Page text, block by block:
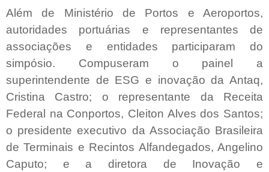
Além de Ministério de Portos e Aeroportos,
autoridades portuárias e representantes de
associações e entidades participaram do
simpósio. Compuseram o painel a
superintendente de ESG e inovação da Antaq,
Cristina Castro; o representante da Receita
Federal na Conportos, Cleiton Alves dos Santos;
o presidente executivo da Associação Brasileira
de Terminais e Recintos Alfandegados, Angelino
Caputo; e a diretora de Inovação e